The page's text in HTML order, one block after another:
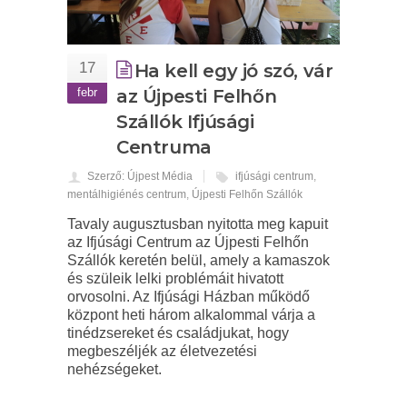
17
febr
Ha kell egy jó szó, vár
az Újpesti Felhőn
Szállók Ifjúsági
Centruma
Szerző: Újpest Média ifjúsági centrum,
mentálhigiénés centrum, Újpesti Felhőn Szállók
Tavaly augusztusban nyitotta meg kapuit
az Ifjúsági Centrum az Újpesti Felhőn
Szállók keretén belül, amely a kamaszok
és szüleik lelki problémáit hivatott
orvosolni. Az Ifjúsági Házban működő
központ heti három alkalommal várja a
tinédzsereket és családjukat, hogy
megbeszéljék az életvezetési
nehézségeket.